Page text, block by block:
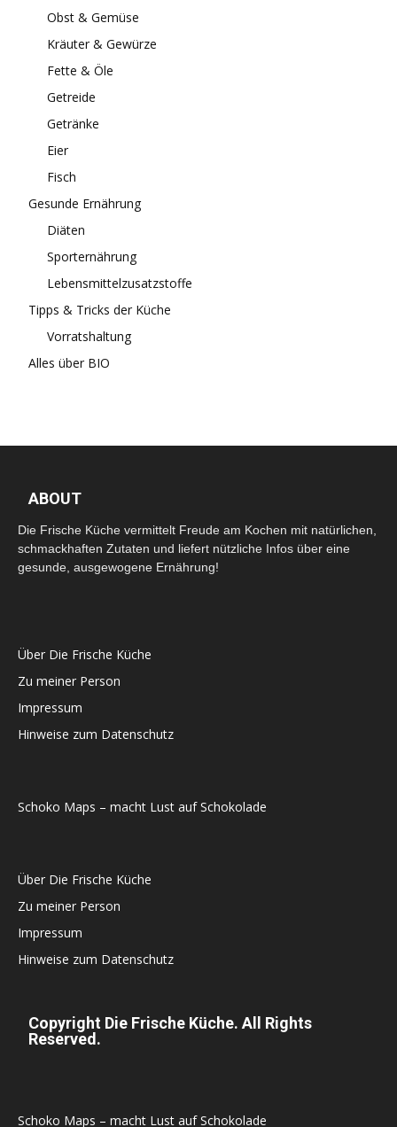
Obst & Gemüse
Kräuter & Gewürze
Fette & Öle
Getreide
Getränke
Eier
Fisch
Gesunde Ernährung
Diäten
Sporternährung
Lebensmittelzusatzstoffe
Tipps & Tricks der Küche
Vorratshaltung
Alles über BIO
ABOUT
Die Frische Küche vermittelt Freude am Kochen mit natürlichen,
schmackhaften Zutaten und liefert nützliche Infos über eine
gesunde, ausgewogene Ernährung!
Über Die Frische Küche
Zu meiner Person
Impressum
Hinweise zum Datenschutz
Schoko Maps – macht Lust auf Schokolade
Über Die Frische Küche
Zu meiner Person
Impressum
Hinweise zum Datenschutz
Copyright Die Frische Küche. All Rights
Reserved.
Schoko Maps – macht Lust auf Schokolade